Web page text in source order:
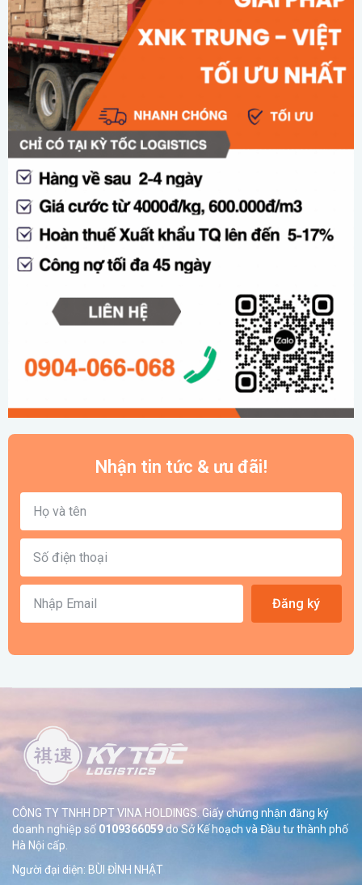
Nhận tin tức & ưu đãi!
Đăng ký
CÔNG TY TNHH DPT VINA HOLDINGS. Giấy chứng nhận đăng ký
doanh nghiệp số 0109366059do SởKế hoạch và Đầu tư thành phố
Hà Nội cấp.
Người đại diện: BÙI ĐÌNH NHẬT